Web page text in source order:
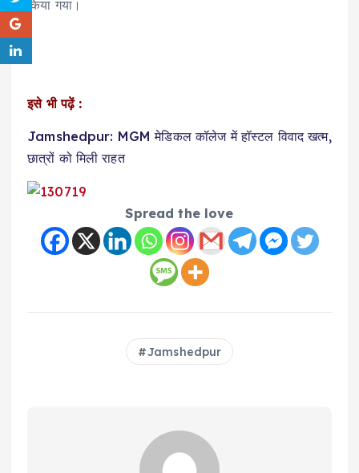
किया गया।
इसे भी पढ़ें :
Jamshedpur: MGM मेडिकल कॉलेज में हॉस्टल विवाद खत्म,
छात्रों को मिली राहत
Spread the love
Jamshedpur